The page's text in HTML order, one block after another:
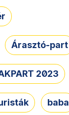
Árasztó-part
2023
baba